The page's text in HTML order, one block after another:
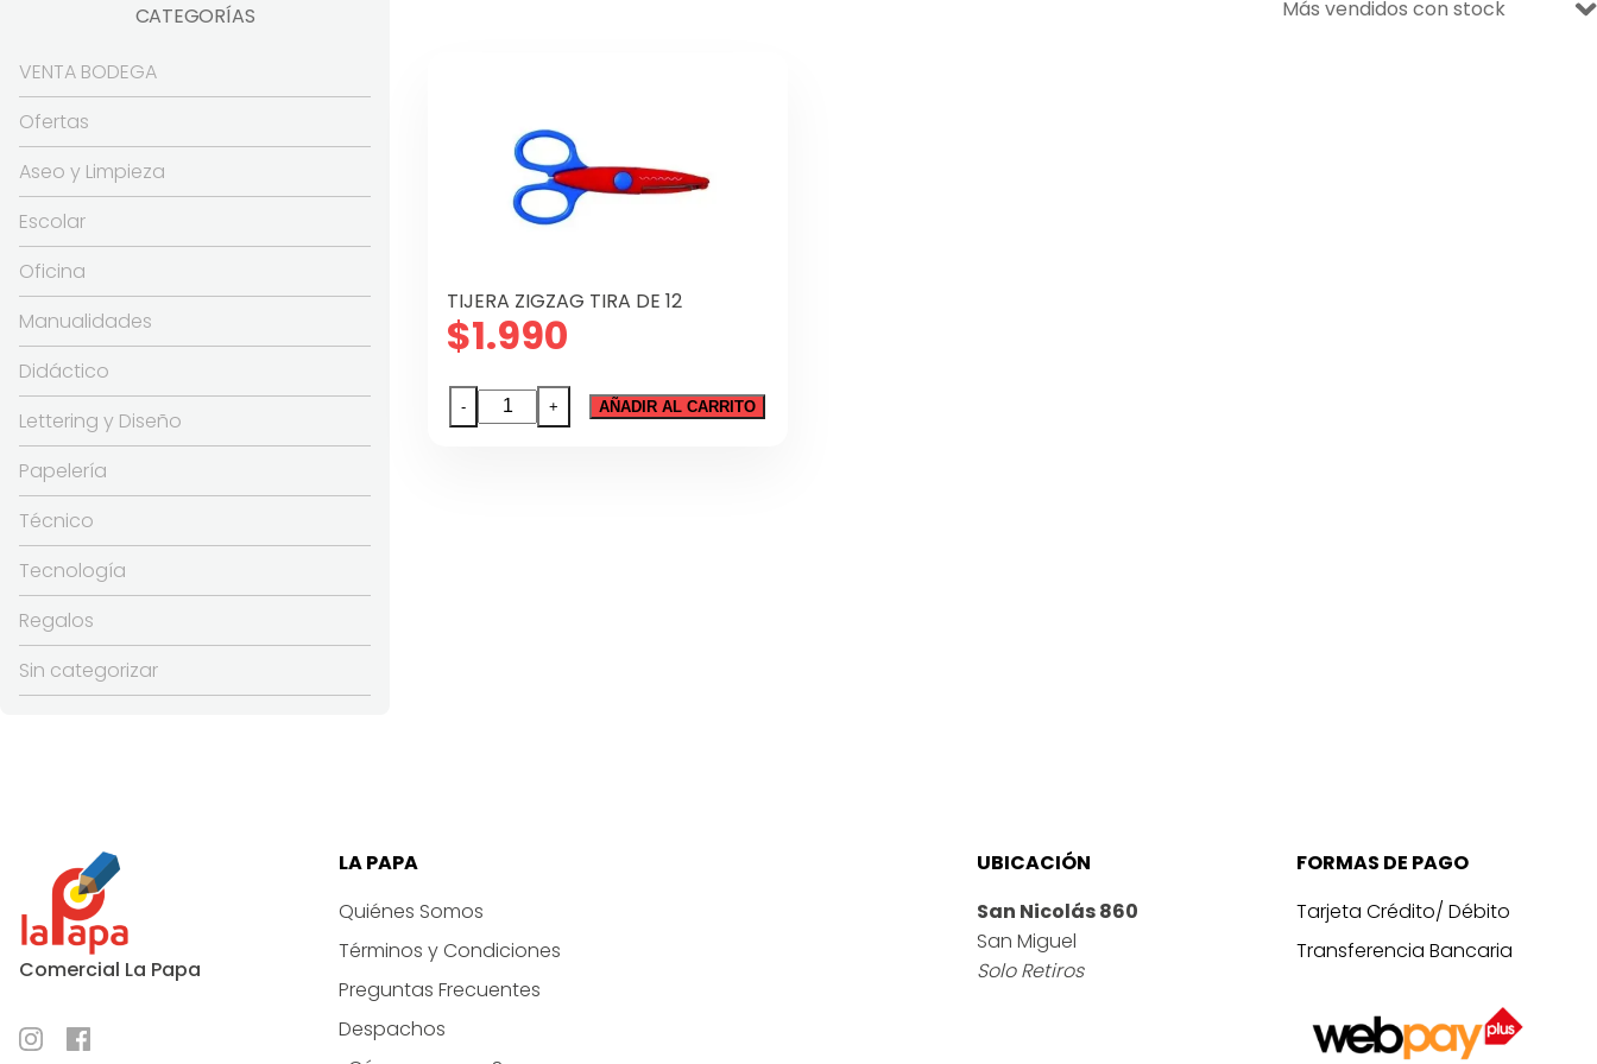
CATEGORÍAS
VENTA BODEGA
Ofertas
Aseo y Limpieza
Escolar
Oficina
Manualidades
Didáctico
Lettering y Diseño
Papelería
Técnico
Tecnología
Regalos
Sin categorizar
TIJERA ZIGZAG TIRA DE 12
$1.990
-
TIJERA
ZIGZAG
+ AÑADIR AL CARRITO
Comercial La Papa
LA PAPA
Quiénes Somos
Términos y Condiciones
Preguntas Frecuentes
Despachos
UBICACIÓN
San Nicolás 860
San Miguel
Solo Retiros
FORMAS DE PAGO
Tarjeta Crédito/ Débito
Transferencia Bancaria